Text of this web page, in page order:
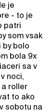
je
- to je
patri
som vsak
by bolo
bola 9x
sa v
noci,
roller
to ako
sobotu na